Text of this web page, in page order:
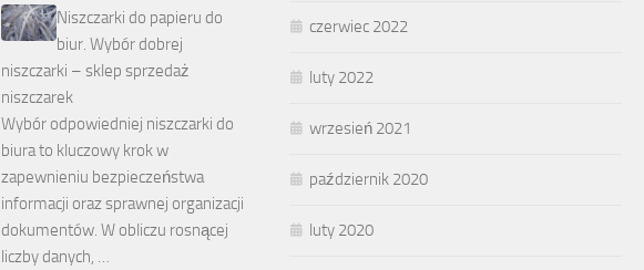
czerwiec 2022
luty 2022
wrzesień 2021
październik 2020
luty 2020
Niszczarki do papieru do
biur. Wybór dobrej
niszczarki – sklep sprzedaż
niszczarek
Wybór odpowiedniej niszczarki do
biura to kluczowy krok w
zapewnieniu bezpieczeństwa
informacji oraz sprawnej organizacji
dokumentów. W obliczu rosnącej
liczby danych, …